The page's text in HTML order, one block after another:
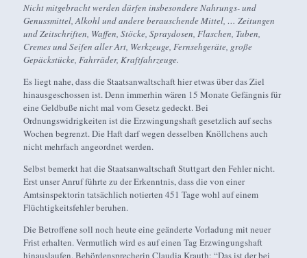
Nicht mitgebracht werden dürfen insbesondere Nahrungs- und
Genussmittel, Alkohl und andere berauschende Mittel, … Zeitungen
und Zeitschriften, Waffen, Stöcke, Spraydosen, Flaschen, Tuben,
Cremes und Seifen aller Art, Werkzeuge, Fernsehgeräte, große
Gepäckstücke, Fahrräder, Kraftfahrzeuge.
Es liegt nahe, dass die Staatsanwaltschaft hier etwas über das Ziel
hinausgeschossen ist. Denn immerhin wären 15 Monate Gefängnis für
eine Geldbuße nicht mal vom Gesetz gedeckt. Bei
Ordnungswidrigkeiten ist die Erzwingungshaft gesetzlich auf sechs
Wochen begrenzt. Die Haft darf wegen desselben Knöllchens auch
nicht mehrfach angeordnet werden.
Selbst bemerkt hat die Staatsanwaltschaft Stuttgart den Fehler nicht.
Erst unser Anruf führte zu der Erkenntnis, dass die von einer
Amtsinspektorin tatsächlich notierten 451 Tage wohl auf einem
Flüchtigkeitsfehler beruhen.
Die Betroffene soll noch heute eine geänderte Vorladung mit neuer
Frist erhalten. Vermutlich wird es auf einen Tag Erzwingungshaft
hinauslaufen. Behördensprecherin Claudia Krauth: “Das ist der bei